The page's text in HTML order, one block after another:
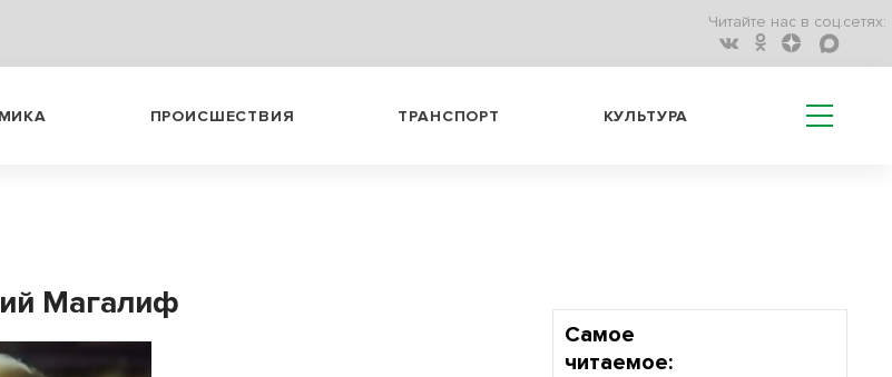
Читайте нас в соц.сетях:
ПРОИСШЕСТВИЯ ТРАНСПОРТ КУЛЬТУРА
Магалиф
Самое
читаемое: